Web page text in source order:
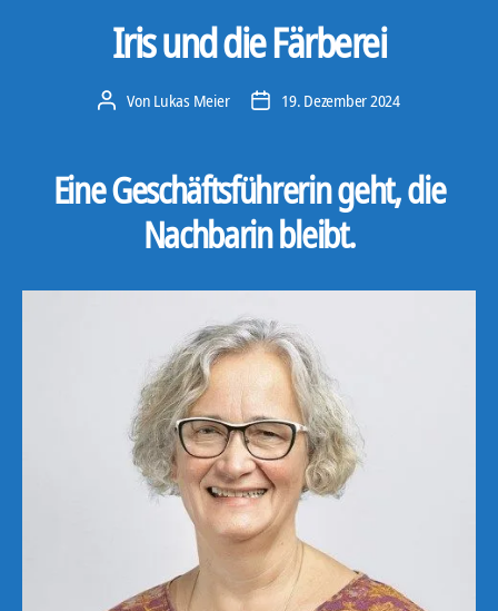
Iris und die Färberei
Beitragsautor
Von Lukas Meier Veröffentlichungsdatum
19. Dezember 2024
Eine Geschäftsführerin geht, die
Nachbarin bleibt.